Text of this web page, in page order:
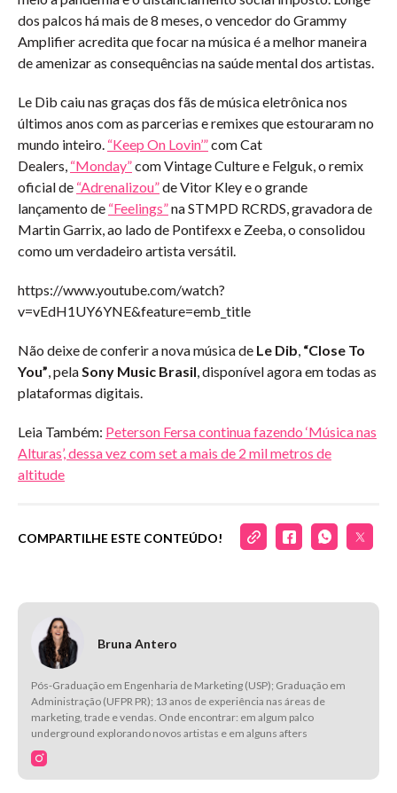
dos palcos há mais de 8 meses, o vencedor do Grammy
Amplifier acredita que focar na música é a melhor maneira
de amenizar as consequências na saúde mental dos artistas.
Le Dib caiu nas graças dos fãs de música eletrônica nos
últimos anos com as parcerias e remixes que estouraram no
mundo inteiro. “Keep On Lovin’”com Cat
Dealers, “Monday”com Vintage Culture e Felguk, o remix
oficial de “Adrenalizou”de Vitor Kley e o grande
lançamento de “Feelings”na STMPD RCRDS, gravadora de
Martin Garrix, ao lado de Pontifexx e Zeeba, o consolidou
como um verdadeiro artista versátil.
https://www.youtube.com/watch?
v=vEdH1UY6YNE&feature=emb_title
Não deixe de conferir a nova música de Le Dib, “Close To
You”, pelaSony Music Brasil, disponível agora em todas as
plataformas digitais.
Leia Também: Peterson Fersa continua fazendo ‘Música nas
Alturas’, dessa vez com set a mais de 2 mil metros de
altitude
COMPARTILHE ESTE CONTEÚDO!
Bruna Antero
Pós-Graduação em Engenharia de Marketing (USP); Graduação em
Administração (UFPR PR); 13 anos de experiência nas áreas de
marketing, trade e vendas. Onde encontrar: em algum palco
underground explorando novos artistas e em alguns afters